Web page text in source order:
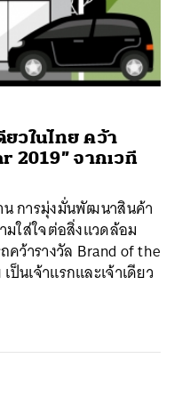
วในไทย คว้า
2019” จากเวที
การมุ่งมั่นพัฒนาสินค้า
มใส่ใจต่อสิ่งแวดล้อม
คว้ารางวัล Brand of the
ป็นเจ้าแรกและเจ้าเดียว
EMAIL